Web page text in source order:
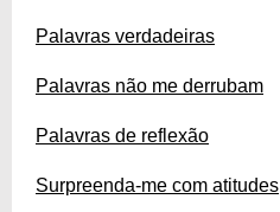
Palavras verdadeiras
Palavras não me derrubam
Palavras de reflexão
Surpreenda-me com atitudes